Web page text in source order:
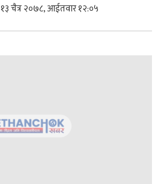
१३ चैत्र २०७८, आईतवार १२:०५